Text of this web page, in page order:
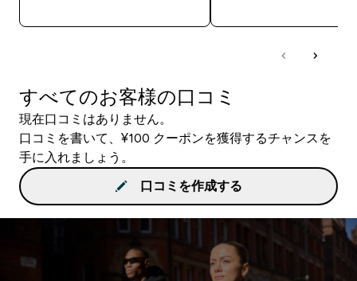
すべてのお客様の口コミ
現在口コミはありません。
口コミを書いて、¥100 クーポンを獲得するチャンスを
手に入れましょう。
口コミを作成する